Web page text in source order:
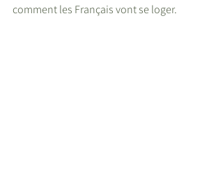
comment les Français vont se loger.